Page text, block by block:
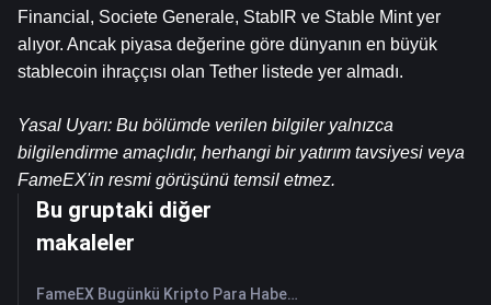
Financial, Societe Generale, StabIR ve Stable Mint yer
alıyor. Ancak piyasa değerine göre dünyanın en büyük
stablecoin ihraççısı olan Tether listede yer almadı.
Yasal Uyarı: Bu bölümde verilen bilgiler yalnızca
bilgilendirme amaçlıdır, herhangi bir yatırım tavsiyesi veya
FameEX'in resmi görüşünü temsil etmez.
Bu gruptaki diğer
makaleler
FameEX Bugünkü Kripto Para Haberleri Özeti | 7 Ağustos 2026